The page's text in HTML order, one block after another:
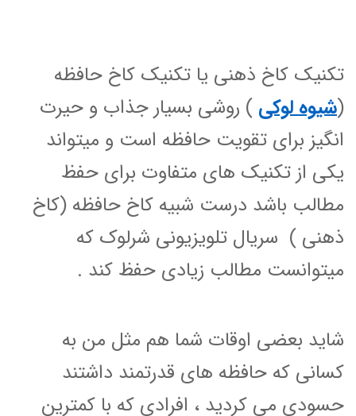
تکنیک کاخ ذهنی یا تکنیک کاخ حافظه
(شیوه لوکی ) روشی بسیار جذاب و حیرت
انگیز برای تقویت حافظه است و میتواند
یکی از تکنیک های متفاوت برای حفظ
مطالب باشد درست شبیه کاخ حافظه (کاخ
ذهنی ) سریال تلویزیونی شرلوک که
میتوانست مطالب زیادی حفظ کند .
شاید بعضی اوقات شما هم مثل من به
کسانی که حافظه های قدرتمند داشتند
حسودی می کردید ، افرادی که با کمترین